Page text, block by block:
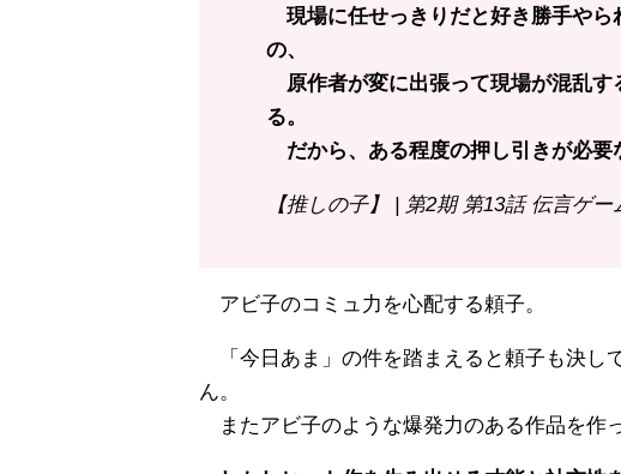
現場に任せっきりだと好き勝手やら
の、
原作者が変に出張って現場が混乱す
る。
だから、ある程度の押し引きが必
【推しの子】 | 第2期 第13話 伝言ゲー
アビ子のコミュ力を心配する頼子。
「今日あま」の件を踏まえると頼子も決し
ん。
またアビ子のような爆発力のある作品を作